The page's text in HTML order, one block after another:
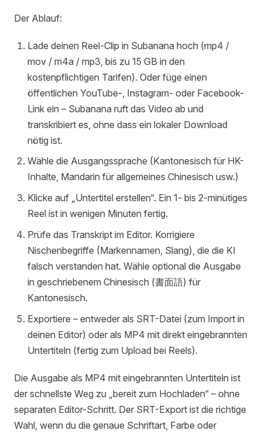
Der Ablauf:
Lade deinen Reel-Clip in Subanana hoch (mp4 /
mov / m4a / mp3, bis zu 15 GB in den
kostenpflichtigen Tarifen). Oder füge einen
öffentlichen YouTube-, Instagram- oder Facebook-
Link ein – Subanana ruft das Video ab und
transkribiert es, ohne dass ein lokaler Download
nötig ist.
Wähle die Ausgangssprache (Kantonesisch für HK-
Inhalte, Mandarin für allgemeines Chinesisch usw.)
Klicke auf „Untertitel erstellen“. Ein 1- bis 2-minütiges
Reel ist in wenigen Minuten fertig.
Prüfe das Transkript im Editor. Korrigiere
Nischenbegriffe (Markennamen, Slang), die die KI
falsch verstanden hat. Wähle optional die Ausgabe
in geschriebenem Chinesisch (書面語) für
Kantonesisch.
Exportiere – entweder als SRT-Datei (zum Import in
deinen Editor) oder als MP4 mit direkt eingebrannten
Untertiteln (fertig zum Upload bei Reels).
Die Ausgabe als MP4 mit eingebrannten Untertiteln ist
der schnellste Weg zu „bereit zum Hochladen“ – ohne
separaten Editor-Schritt. Der SRT-Export ist die richtige
Wahl, wenn du die genaue Schriftart, Farbe oder